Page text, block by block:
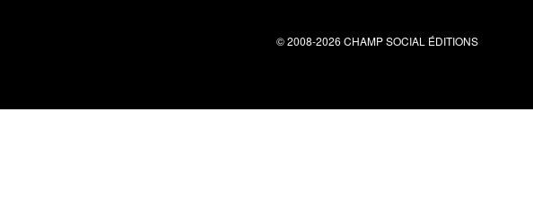
© 2008-2026 CHAMP SOCIAL ÉDITIONS